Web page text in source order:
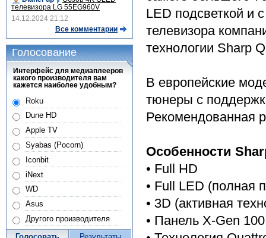
LED подсветкой и
телевизора
технологии Sharp
В европейские
тюнеры с
Рекомендованная
Особенности
• Full HD
• Full LED (полная
• 3D (активная
• Панель X-Gen
телевизора LG 55EG960V
14.12.2024 21:12
Все комментарии
Голосование
Интерфейс для медиаплееров
какого производителя вам
кажется наиболее удобным?
Roku
Dune HD
Apple TV
Syabas (Pocorn)
Iconbit
iNext
WD
Asus
Другого производителя